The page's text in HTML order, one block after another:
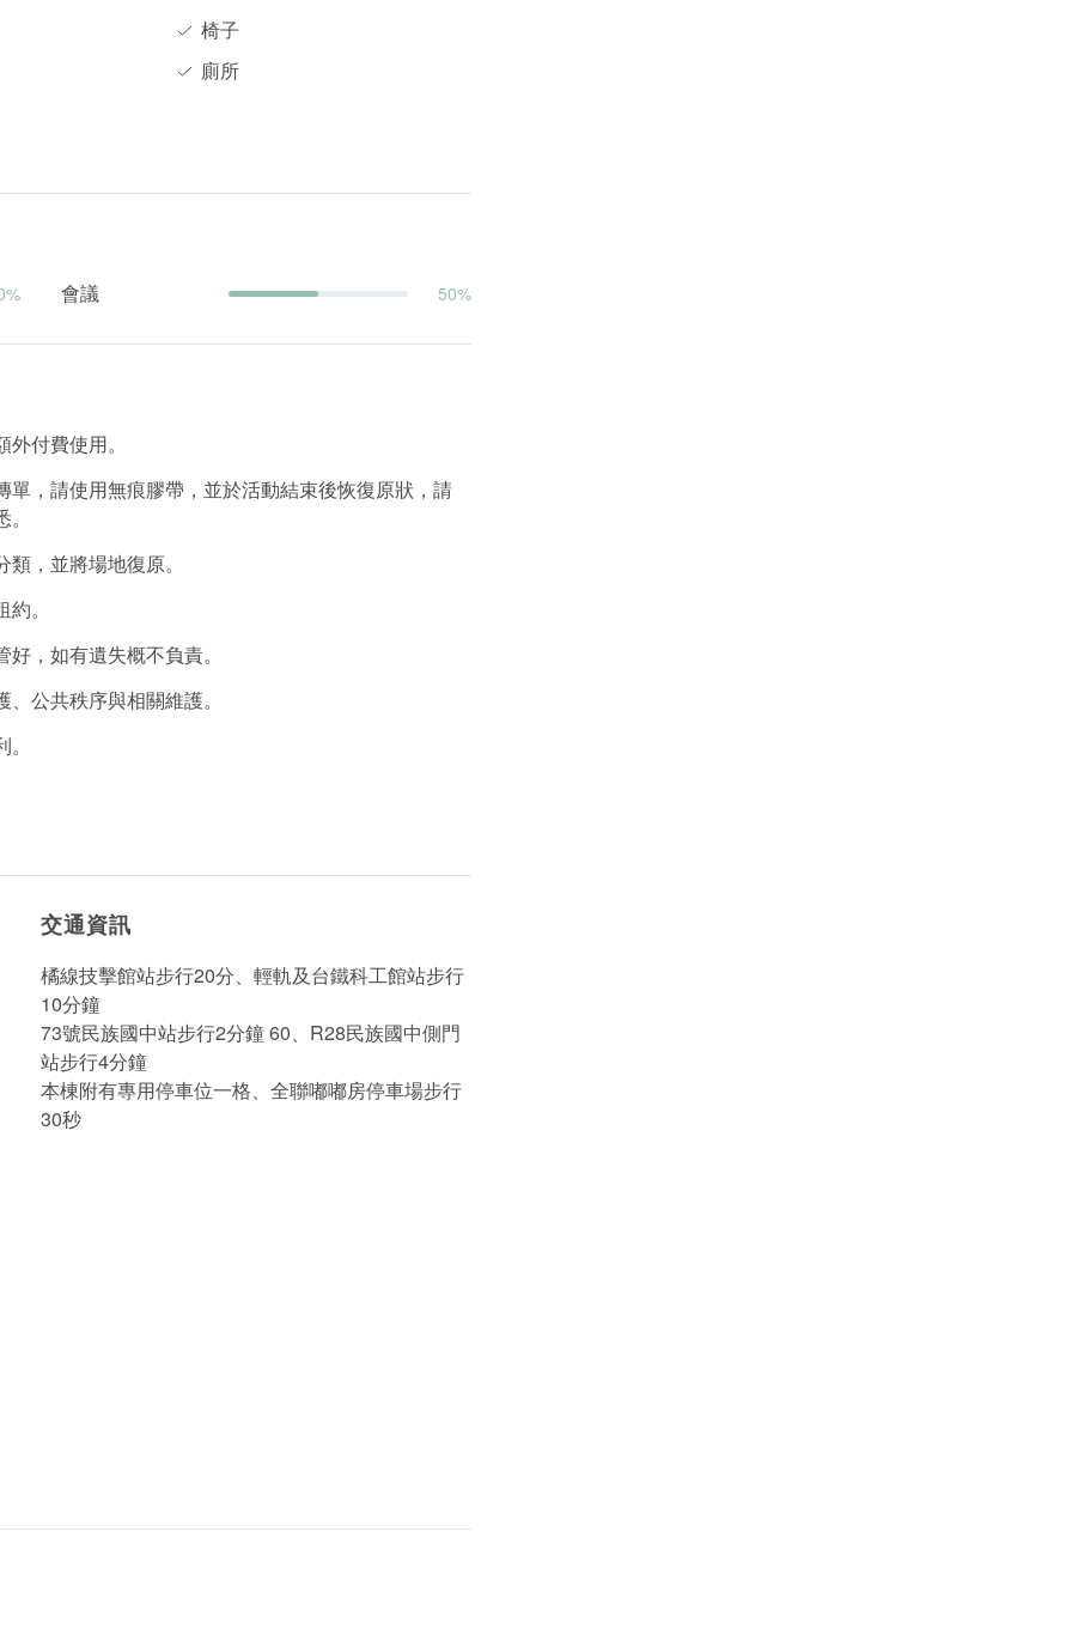
椅子
廁所
會議 50%
付費使用。
，請使用無痕膠帶，並於活動結束後恢復原狀，請
，並將場地復原。
。
，如有遺失概不負責。
公共秩序與相關維護。
交通資訊
橘線技擊館站步行20分、輕軌及台鐵科工館站步行
10分鐘
73號民族國中站步行2分鐘 60、R28民族國中側門
站步行4分鐘
本棟附有專用停車位一格、全聯嘟嘟房停車場步行
30秒